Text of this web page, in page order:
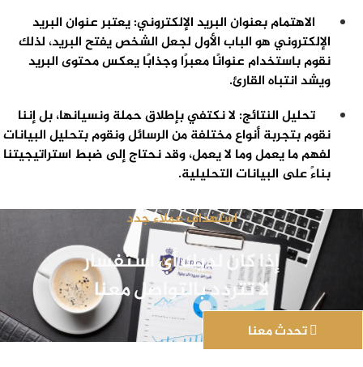
الاهتمام بعنوان البريد الإلكتروني: يعتبر عنوان البريد
الإلكتروني هو الباب الأول لجعل الشخص يفتح البريد، لذلك
نقوم باستخدام عنوانًا معبرًا وجذابًا يعكس محتوى البريد
ويشد انتباه القارئ.
تحليل النتائج: لا نكتفي بإطلاق حملة ونسيانها، بل إننا
نقوم بتجربة أنواع مختلفة من الرسائل ونقوم بتحليل البيانات
لفهم ما يعمل وما لا يعمل، وقد نحتاج إلى ضبط استراتيجيتنا
بناءً على البيانات التحليلية.
استهداف عملاء جدد
إذا كان لديك أي استفسار
لا تتردد بالتواصل معنا
تحدث معنا